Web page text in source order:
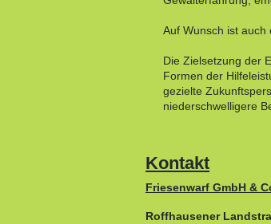
Auf Wunsch ist auch
Die Zielsetzung der
Formen der
gezielte
niederschwelligere
Kontakt
Friesenwarf GmbH &
Roffhausener